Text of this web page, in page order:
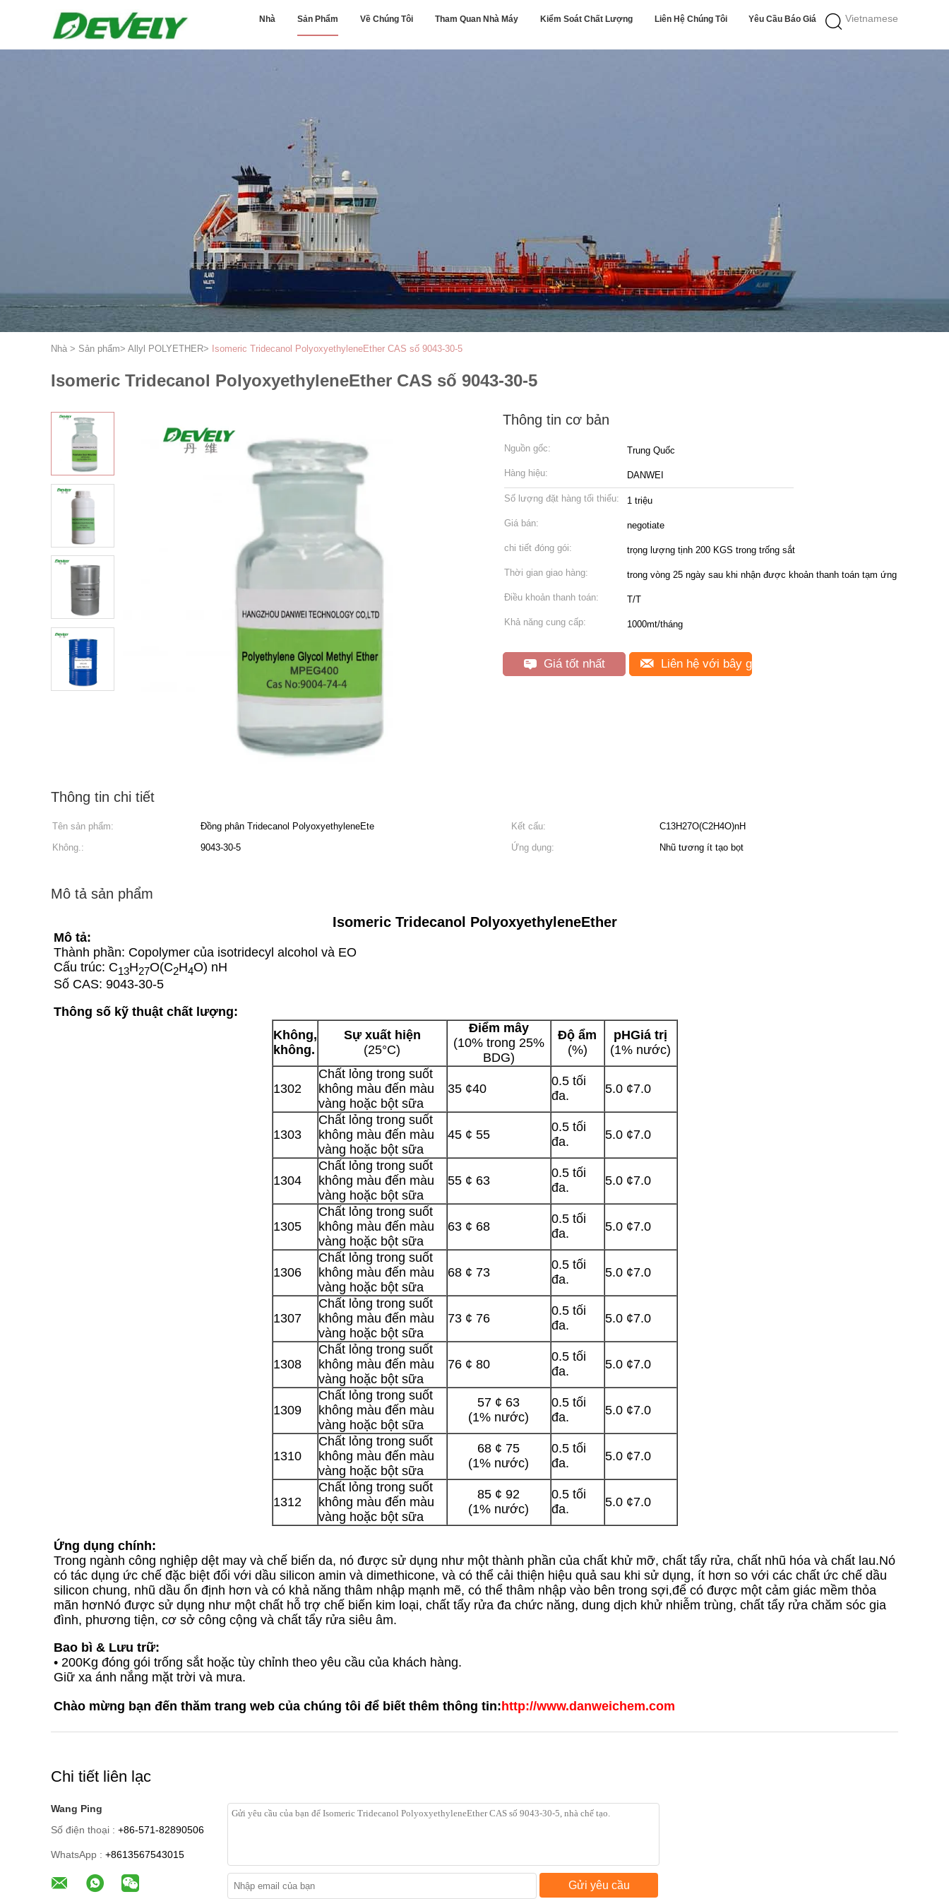
Vietnamese
Nhà Sản Phẩm Về Chúng Tôi Tham Quan Nhà Máy Kiểm Soát Chất Lượng Liên Hệ Chúng Tôi Yêu Cầu Báo Giá
Nhà > Sản phẩm> Allyl POLYETHER> Isomeric Tridecanol PolyoxyethyleneEther CAS số 9043-30-5
Isomeric Tridecanol PolyoxyethyleneEther CAS số 9043-30-5
Thông tin cơ bản
Nguồn gốc: Trung Quốc
Hàng hiệu: DANWEI
Số lượng đặt hàng tối thiểu: 1 triệu
Giá bán: negotiate
chi tiết đóng gói: trọng lượng tịnh 200 KGS trong trống sắt
Thời gian giao hàng: trong vòng 25 ngày sau khi nhận được khoản thanh toán tạm ứng
Điều khoản thanh toán: T/T
Khả năng cung cấp: 1000mt/tháng
Giá tốt nhất Liên hệ với bây giờ
Thông tin chi tiết
Tên sản phẩm: Đồng phân Tridecanol PolyoxyethyleneEte Kết cấu:
C13H27O(C2H4O)nH
Không.:
9043-30-5 Ứng dụng: Nhũ tương ít tạo bọt
Mô tả sản phẩm
Isomeric Tridecanol PolyoxyethyleneEther
Mô tả:
Thành phần: Copolymer của isotridecyl alcohol và EO
Cấu trúc: C13H27O(C2H4O) nH
Số CAS: 9043-30-5
Thông số kỹ thuật chất lượng:
Không,
không.
Sự xuất hiện
(25°C)
Điểm mây
(10% trong 25%
BDG)
Độ ẩm
(%)
pHGiá trị
(1% nước)
1302
Chất lỏng trong suốt
không màu đến màu
vàng hoặc bột sữa
35 ¢40
0.5 tối
đa.
5.0 ¢7.0
1303
Chất lỏng trong suốt
không màu đến màu
vàng hoặc bột sữa
45 ¢ 55
0.5 tối
đa.
5.0 ¢7.0
1304
Chất lỏng trong suốt
không màu đến màu
vàng hoặc bột sữa
55 ¢ 63
0.5 tối
đa.
5.0 ¢7.0
1305
Chất lỏng trong suốt
không màu đến màu
vàng hoặc bột sữa
63 ¢ 68
0.5 tối
đa.
5.0 ¢7.0
1306
Chất lỏng trong suốt
không màu đến màu
vàng hoặc bột sữa
68 ¢ 73
0.5 tối
đa.
5.0 ¢7.0
1307
Chất lỏng trong suốt
không màu đến màu
vàng hoặc bột sữa
73 ¢ 76
0.5 tối
đa.
5.0 ¢7.0
1308
Chất lỏng trong suốt
không màu đến màu
vàng hoặc bột sữa
76 ¢ 80
0.5 tối
đa.
5.0 ¢7.0
1309
Chất lỏng trong suốt
không màu đến màu
vàng hoặc bột sữa
57 ¢ 63
(1% nước)
0.5 tối
đa.
5.0 ¢7.0
1310
Chất lỏng trong suốt
không màu đến màu
vàng hoặc bột sữa
68 ¢ 75
(1% nước)
0.5 tối
đa.
5.0 ¢7.0
1312
Chất lỏng trong suốt
không màu đến màu
vàng hoặc bột sữa
85 ¢ 92
(1% nước)
0.5 tối
đa.
5.0 ¢7.0
Ứng dụng chính:
Trong ngành công nghiệp dệt may và chế biến da, nó được sử dụng như một thành phần của chất khử mỡ, chất tẩy rửa, chất nhũ hóa và chất lau.Nó
có tác dụng ức chế đặc biệt đối với dầu silicon amin và dimethicone, và có thể cải thiện hiệu quả sau khi sử dụng, ít hơn so với các chất ức chế dầu
silicon chung, nhũ dầu ổn định hơn và có khả năng thâm nhập mạnh mẽ, có thể thâm nhập vào bên trong sợi,để có được một cảm giác mềm thỏa
mãn hơnNó được sử dụng như một chất hỗ trợ chế biến kim loại, chất tẩy rửa đa chức năng, dung dịch khử nhiễm trùng, chất tẩy rửa chăm sóc gia
đình, phương tiện, cơ sở công cộng và chất tẩy rửa siêu âm.
Bao bì & Lưu trữ:
• 200Kg đóng gói trống sắt hoặc tùy chỉnh theo yêu cầu của khách hàng.
Giữ xa ánh nắng mặt trời và mưa.
Chào mừng bạn đến thăm trang web của chúng tôi để biết thêm thông tin:http://www.danweichem.com
Chi tiết liên lạc
Wang Ping
Số điện thoại : +86-571-82890506
WhatsApp : +8613567543015
Gửi yêu cầu